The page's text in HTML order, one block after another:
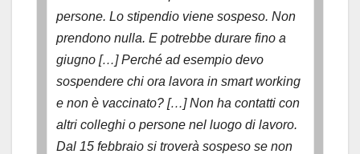
persone. Lo stipendio viene sospeso. Non
prendono nulla. E potrebbe durare fino a
giugno […] Perché ad esempio devo
sospendere chi ora lavora in smart working
e non è vaccinato? […] Non ha contatti con
altri colleghi o persone nel luogo di lavoro.
Dal 15 febbraio si troverà sospeso se non